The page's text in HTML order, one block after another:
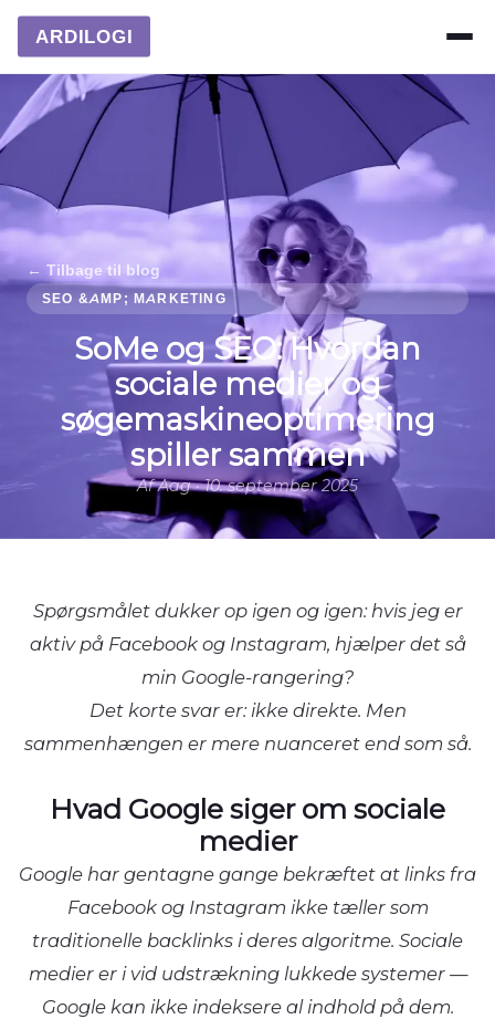
ARDILOGI
← Tilbage til blog
SEO &AMP; MARKETING
SoMe og SEO: Hvordan
sociale medier og
søgemaskineoptimering
spiller sammen
Af Aag · 10. september 2025
Spørgsmålet dukker op igen og igen: hvis jeg er
aktiv på Facebook og Instagram, hjælper det så
min Google-rangering?
Det korte svar er: ikke direkte. Men
sammenhængen er mere nuanceret end som så.
Hvad Google siger om sociale
medier
Google har gentagne gange bekræftet at links fra
Facebook og Instagram ikke tæller som
traditionelle backlinks i deres algoritme. Sociale
medier er i vid udstrækning lukkede systemer —
Google kan ikke indeksere al indhold på dem.